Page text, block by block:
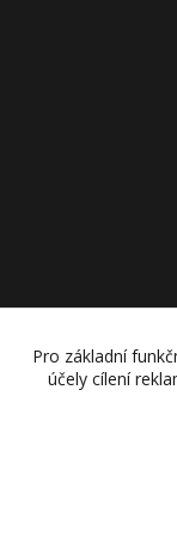
Pro základní
účely cílení